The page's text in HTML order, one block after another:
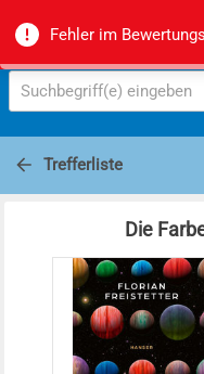
Fehler im
Zürcher Mittel- und
Suche
Suchbegriff(e) eingeben
Trefferliste
Die